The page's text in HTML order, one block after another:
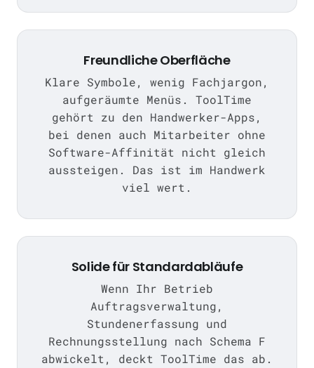
Freundliche Oberfläche
Klare Symbole, wenig Fachjargon,
aufgeräumte Menüs. ToolTime
gehört zu den Handwerker-Apps,
bei denen auch Mitarbeiter ohne
Software-Affinität nicht gleich
aussteigen. Das ist im Handwerk
viel wert.
Solide für Standardabläufe
Wenn Ihr Betrieb
Auftragsverwaltung,
Stundenerfassung und
Rechnungsstellung nach Schema F
abwickelt, deckt ToolTime das ab.